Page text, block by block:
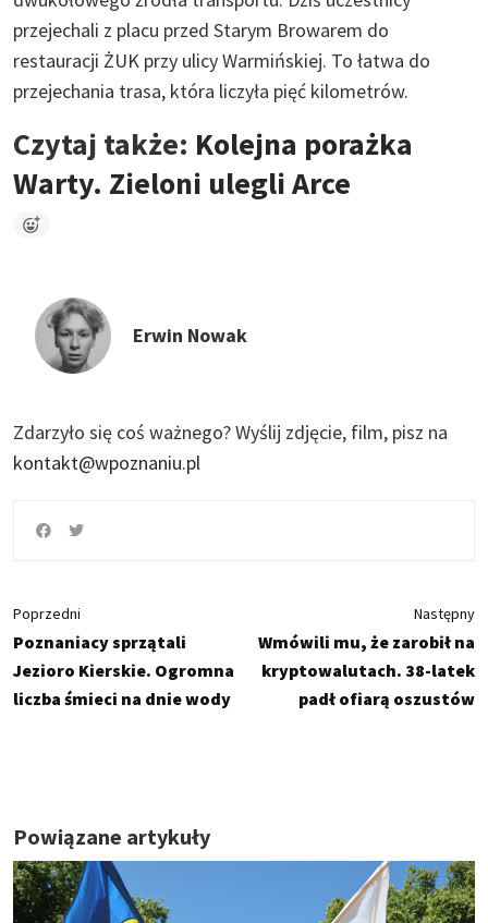
przejechali z placu przed Starym Browarem do
restauracji ŻUK przy ulicy Warmińskiej. To łatwa do
przejechania trasa, która liczyła pięć kilometrów.
Czytaj także: Kolejna porażka
Warty. Zieloni ulegli Arce
Erwin Nowak
Zdarzyło się coś ważnego?Wyślij zdjęcie, film, pisz na
kontakt@wpoznaniu.pl
Poprzedni
Poznaniacy sprzątali
Jezioro Kierskie. Ogromna
liczba śmieci na dnie wody
Następny
Wmówili mu, że zarobił na
kryptowalutach. 38-latek
padł ofiarą oszustów
Powiązane artykuły